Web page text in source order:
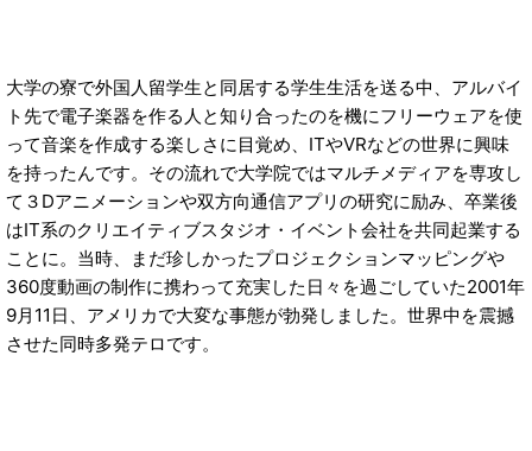
大学の寮で外国人留学生と同居する学生生活を送る中、アルバイ
ト先で電子楽器を作る人と知り合ったのを機にフリーウェアを使
って音楽を作成する楽しさに目覚め、ITやVRなどの世界に興味
を持ったんです。その流れで大学院ではマルチメディアを専攻し
て３Dアニメーションや双方向通信アプリの研究に励み、卒業後
はIT系のクリエイティブスタジオ・イベント会社を共同起業する
ことに。当時、まだ珍しかったプロジェクションマッピングや
360度動画の制作に携わって充実した日々を過ごしていた2001年
9月11日、アメリカで大変な事態が勃発しました。世界中を震撼
させた同時多発テロです。